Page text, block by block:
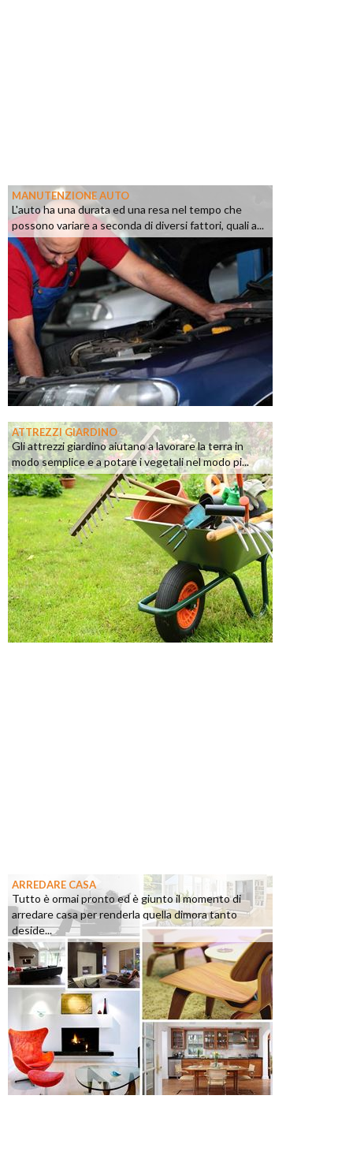
MANUTENZIONE AUTO
L'auto ha una durata ed una resa nel tempo che
possono variare a seconda di diversi fattori, quali a...
ATTREZZI GIARDINO
Gli attrezzi giardino aiutano a lavorare la terra in
modo semplice e a potare i vegetali nel modo pi...
ARREDARE CASA
Tutto è ormai pronto ed è giunto il momento di
arredare casa per renderla quella dimora tanto
deside...